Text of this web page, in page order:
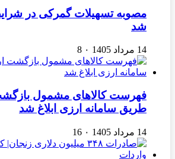
مصوبه تسهیلات گمرکی در
شد
14 مرداد 1405 ۰ 8
فهرست کالاهای مشمول
طریق سامانه ارزی ابلاغ شد
14 مرداد 1405 ۰ 16